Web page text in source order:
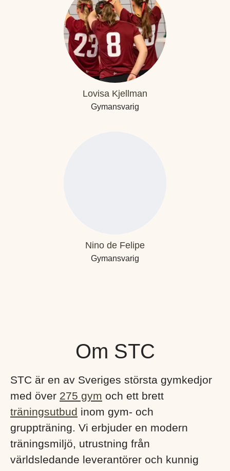
Lovisa Kjellman
Gymansvarig
Nino de Felipe
Gymansvarig
Om STC
STC är en av Sveriges största gymkedjor
med över 275 gym och ett brett
träningsutbud inom gym- och
gruppträning. Vi erbjuder en modern
träningsmiljö, utrustning från
världsledande leverantörer och kunnig